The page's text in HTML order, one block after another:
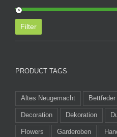
Filter
PRODUCT TAGS
Altes Neugemacht Bettfeder
Decoration Dekoration
Flowers Garderoben